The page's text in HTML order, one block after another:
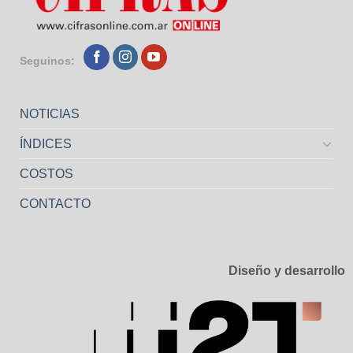
Seguinos:
NOTICIAS
ÍNDICES
COSTOS
CONTACTO
Diseño y desarrollo